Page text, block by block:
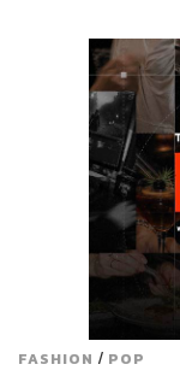
FASHION / POP